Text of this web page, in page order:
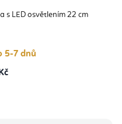
s LED osvětlením 22 cm
5-7 dnů